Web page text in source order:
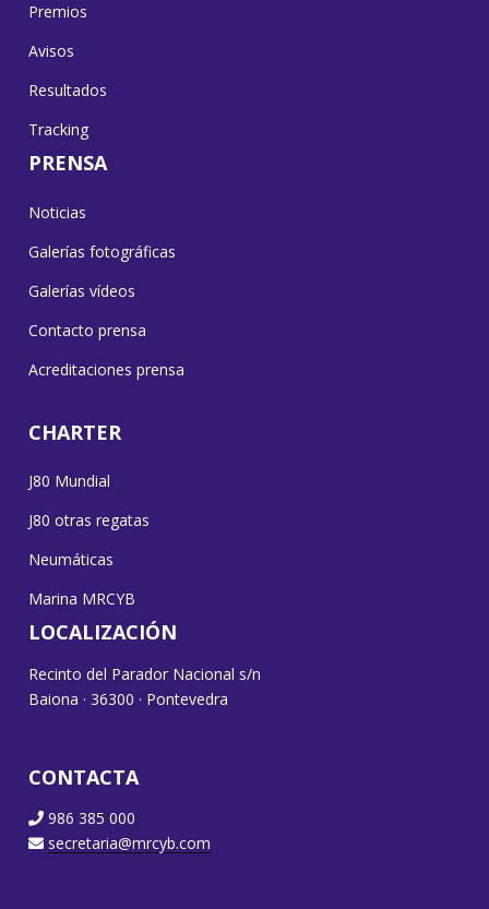
Premios
Avisos
Resultados
Tracking
PRENSA
Noticias
Galerías fotográficas
Galerías vídeos
Contacto prensa
Acreditaciones prensa
CHARTER
J80 Mundial
J80 otras regatas
Neumáticas
Marina MRCYB
LOCALIZACIÓN
Recinto del Parador Nacional s/n
Baiona · 36300 · Pontevedra
CONTACTA
986 385 000
secretaria@mrcyb.com